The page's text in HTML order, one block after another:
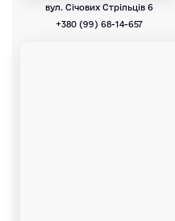
вул. Січових Стрільців 6
+380 (99) 68-14-657